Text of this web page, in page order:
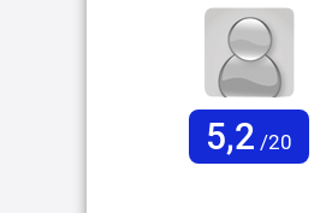
5,2 /20